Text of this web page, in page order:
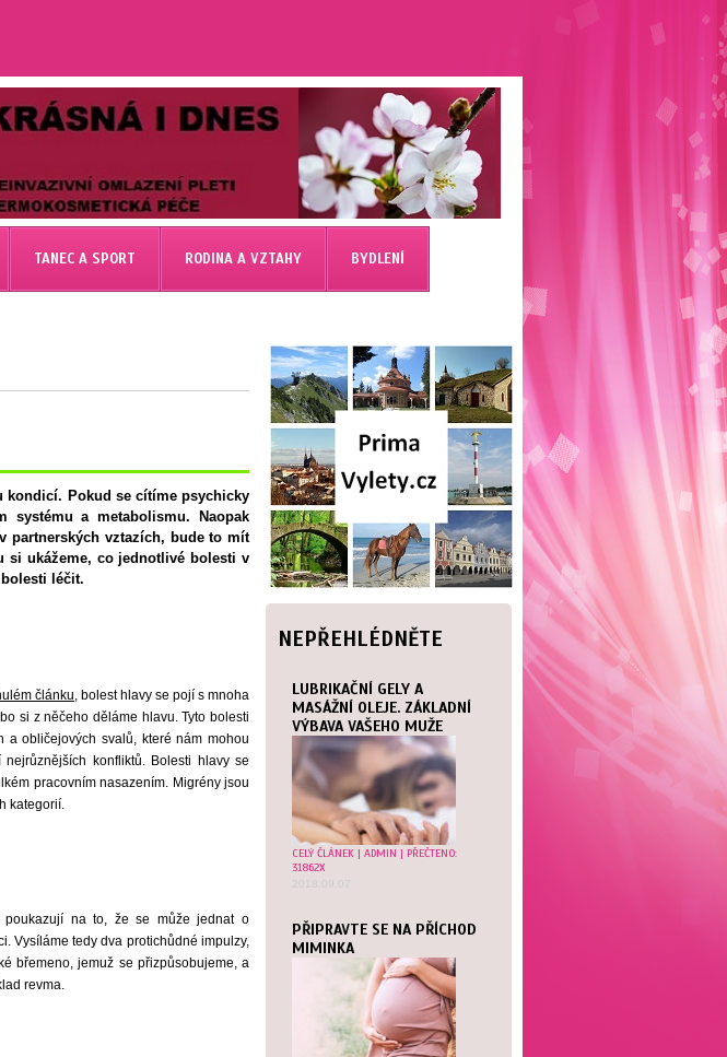
TANEC A SPORT RODINA A VZTAHY BYDLENÍ
NEPŘEHLÉDNĚTE
LUBRIKAČNÍ GELY A
MASÁŽNÍ OLEJE. ZÁKLADNÍ
VÝBAVA VAŠEHO MUŽE
CELÝ ČLÁNEK | ADMIN | PŘEČTENO:
31862X
2018.09.07
PŘIPRAVTE SE NA PŘÍCHOD
MIMINKA
kondicí. Pokud se cítíme psychicky
a metabolismu. Naopak
partnerských vztazích, bude to mít
si ukážeme, co jednotlivé bolesti v
léčit.
článku , bolest hlavy se pojí s mnoha
si z něčeho děláme hlavu. Tyto bolesti
obličejových svalů, které nám mohou
konfliktů. Bolesti hlavy se
pracovním nasazením. Migrény jsou
kategorií.
poukazují na to, že se může jednat o
Vysíláme tedy dva protichůdné impulzy,
břemeno, jemuž se přizpůsobujeme, a
revma.